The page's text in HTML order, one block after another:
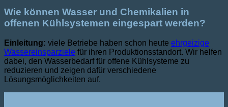
Wie können Wasser und Chemikalien in
offenen Kühlsystemen eingespart werden?
Einleitung: viele Betriebe haben schon heute ehrgeizige
Wassereinsparziele für ihren Produktionsstandort. Wir helfen
dabei, den Wasserbedarf für offene Kühlsysteme zu
reduzieren und zeigen dafür verschiedene
Lösungsmöglichkeiten auf.